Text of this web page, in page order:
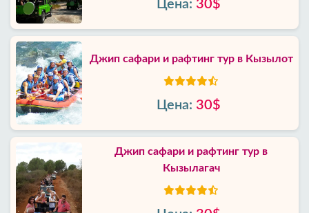
Цена: 30$
Джип сафари и рафтинг тур в Кызылот
Цена: 30$
Джип сафари и рафтинг тур в
Кызылагач